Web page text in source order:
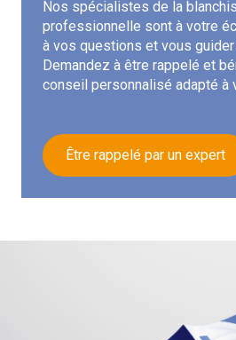
Nos spécialistes de la
professionnelle sont à votre
à vos questions et vous guider
Demandez à être rappelé et
conseil personnalisé adapté à
Être rappelé par un expert